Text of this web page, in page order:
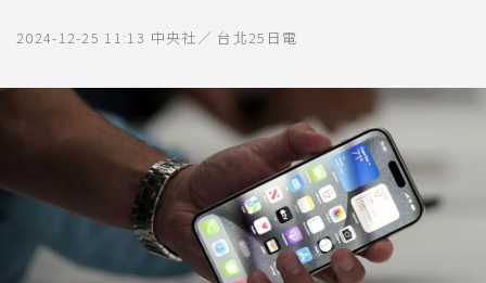
2024-12-25 11:13 中央社／ 台北25日電